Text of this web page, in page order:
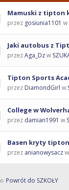
Mamuski z tipton
przez gosiunia1101 w
Jaki autobus z
przezAga_Dzw
Tipton Sports
przez DiamondGirl w
College w
przez damian1991 w
Basen kryty tipton
przez anianowysaczw
Powrót do SZKOŁY